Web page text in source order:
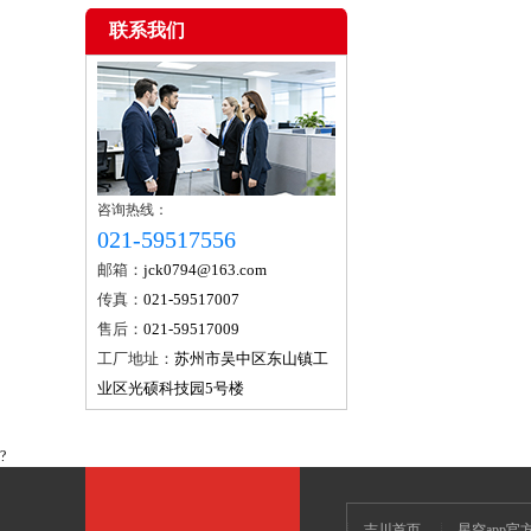
联系我们
咨询热线：
021-59517556
邮箱： jck0794@163.com
传真： 021-59517007
售后： 021-59517009
工厂地址： 苏州市吴中区东山镇工
业区光硕科技园5号楼
?